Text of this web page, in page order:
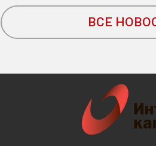
ВСЕ